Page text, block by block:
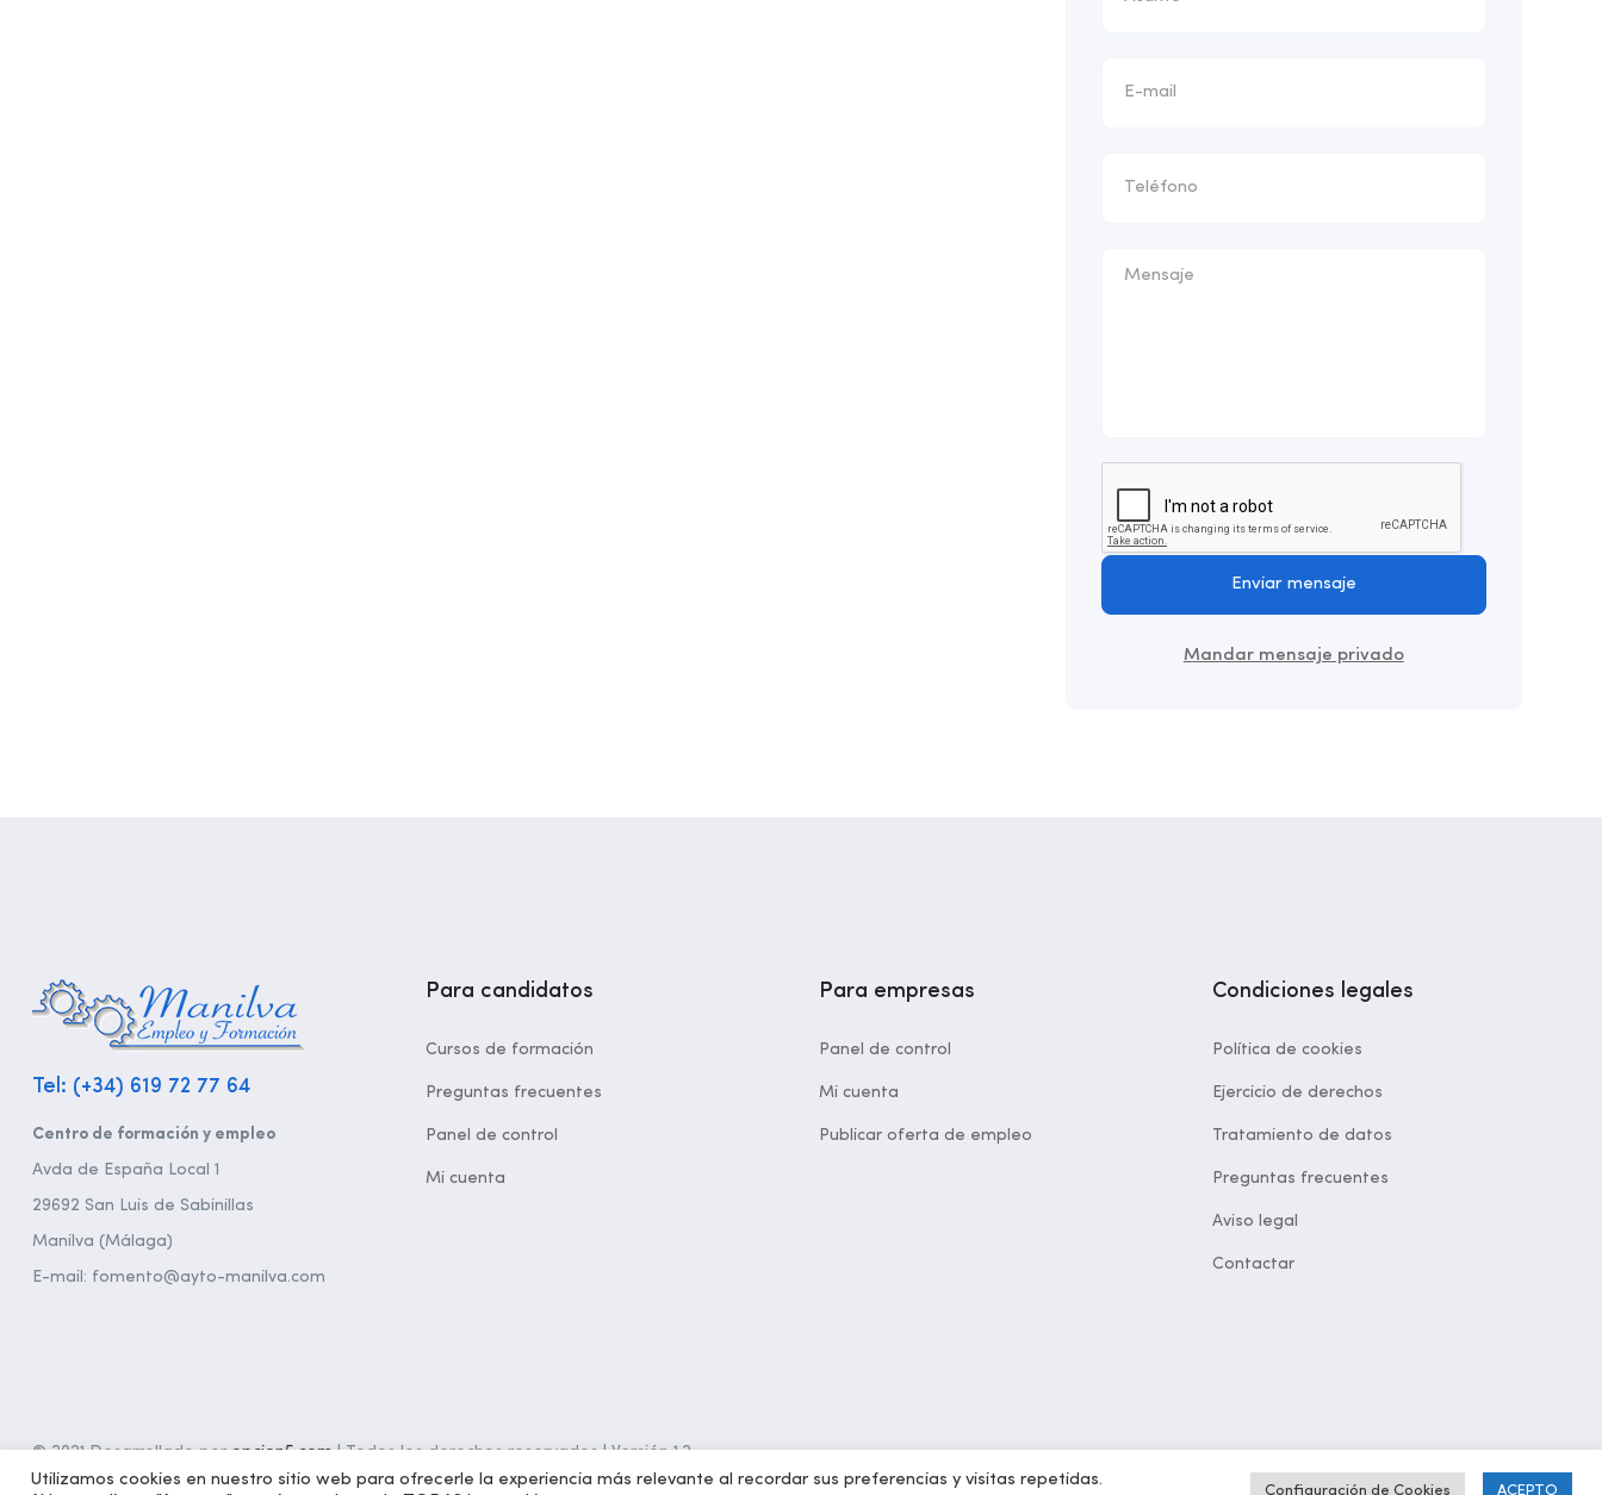
Enviar mensaje
Mandar mensaje privado
Tel: (+34) 619 72 77 64
Centro de formación y empleo
Avda de España Local 1
29692 San Luis de Sabinillas
Manilva (Málaga)
E-mail: fomento@ayto-manilva.com
Para candidatos
Cursos de formación
Preguntas frecuentes
Panel de control
Mi cuenta
Para empresas
Panel de control
Mi cuenta
Publicar oferta de empleo
Condiciones legales
Política de cookies
Ejercicio de derechos
Tratamiento de datos
Preguntas frecuentes
Aviso legal
Contactar
© 2021 Desarrollado poropcion5.com| Todos los derechos reservados | Versión 1.2
Utilizamos cookies en nuestro sitio web para ofrecerle la experiencia más relevante al recordar sus preferencias y visitas repetidas.
Configuración de Cookies ACEPTO